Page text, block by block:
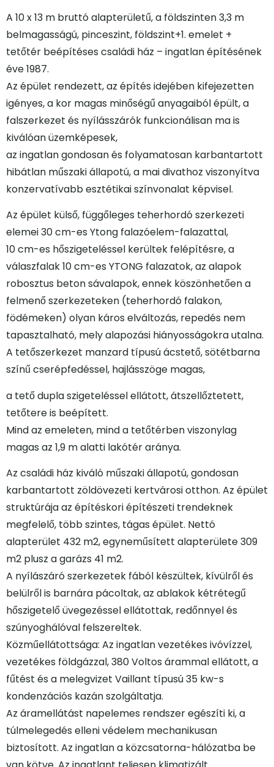
A 10 x 13 m bruttó alapterületű, a földszinten 3,3 m
belmagasságú, pinceszint, földszint+1. emelet +
tetőtér beépítéses családi ház – ingatlan építésének
éve 1987.
Az épület rendezett, az építés idejében kifejezetten
igényes, a kor magas minőségű anyagaiból épült, a
falszerkezet és nyílásszárók funkcionálisan ma is
kiválóan üzemképesek,
az ingatlan gondosan és folyamatosan karbantartott
hibátlan műszaki állapotú, a mai divathoz viszonyítva
konzervatívabb esztétikai színvonalat képvisel.
Az épület külső, függőleges teherhordó szerkezeti
elemei 30 cm-es Ytong falazóelem-falazattal,
10 cm-es hőszigeteléssel kerültek felépítésre, a
válaszfalak 10 cm-es YTONG falazatok, az alapok
robosztus beton sávalapok, ennek köszönhetően a
felmenő szerkezeteken (teherhordó falakon,
födémeken) olyan káros elváltozás, repedés nem
tapasztalható, mely alapozási hiányosságokra utalna.
A tetőszerkezet manzard típusú ácstető, sötétbarna
színű cserépfedéssel, hajlásszöge magas,
a tető dupla szigeteléssel ellátott, átszellőztetett,
tetőtere is beépített.
Mind az emeleten, mind a tetőtérben viszonylag
magas az 1,9 m alatti lakótér aránya.
Az családi ház kiváló műszaki állapotú, gondosan
karbantartott zöldövezeti kertvárosi otthon. Az épület
struktúrája az építéskori építészeti trendeknek
megfelelő, több szintes, tágas épület. Nettó
alapterület 432 m2, egyneműsített alapterülete 309
m2 plusz a garázs 41 m2.
A nyílászáró szerkezetek fából készültek, kívülről és
belülről is barnára pácoltak, az ablakok kétrétegű
hőszigetelő üvegezéssel ellátottak, redőnnyel és
szúnyoghálóval felszereltek.
Közműellátottsága: Az ingatlan vezetékes ivóvízzel,
vezetékes földgázzal, 380 Voltos árammal ellátott, a
fűtést és a melegvizet Vaillant típusú 35 kw-s
kondenzációs kazán szolgáltatja.
Az áramellátást napelemes rendszer egészíti ki, a
túlmelegedés elleni védelem mechanikusan
biztosított. Az ingatlan a közcsatorna-hálózatba be